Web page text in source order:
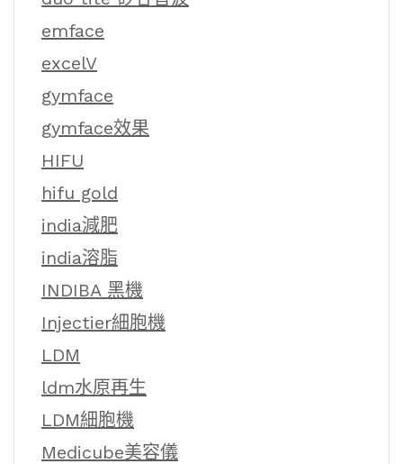
emface
excelV
gymface
gymface效果
HIFU
hifu gold
india減肥
india溶脂
INDIBA 黑機
Injectier細胞機
LDM
ldm水原再生
LDM細胞機
Medicube美容儀